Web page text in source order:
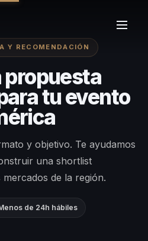
Y RECOMENDACIÓN
propuesta
tu evento
y objetivo. Te ayudamos
una shortlist
de la región.
de 24h hábiles